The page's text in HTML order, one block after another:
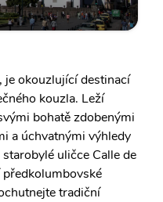
je okouzlující destinací
kouzla. Leží
bohatě zdobenými
a úchvatnými výhledy
uličce Calle de
tradiční